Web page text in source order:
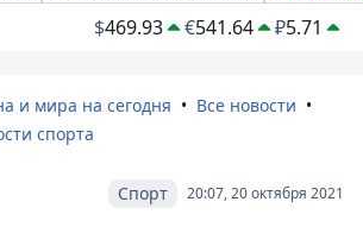
$469.93 €541.64 ₽5.71
и мира на сегодня
Все новости
спорта
20:07, 20 октября 2021
Спорт